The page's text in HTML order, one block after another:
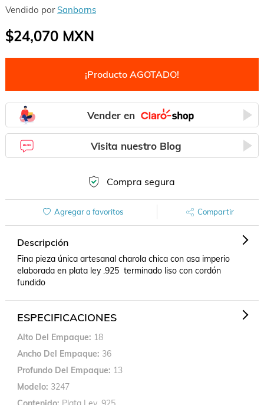
Vendido por Sanborns
$24,070MXN
¡Producto AGOTADO!
Vender en
Visita nuestro Blog
Compra segura
Agregar a favoritos Compartir
Descripción
Fina pieza única artesanal charola chica con asa imperio
elaborada en plata ley .925  terminado liso con cordón
fundido
ESPECIFICACIONES
Alto Del Empaque
18
Ancho Del Empaque 36
Profundo Del Empaque
13
Modelo 3247